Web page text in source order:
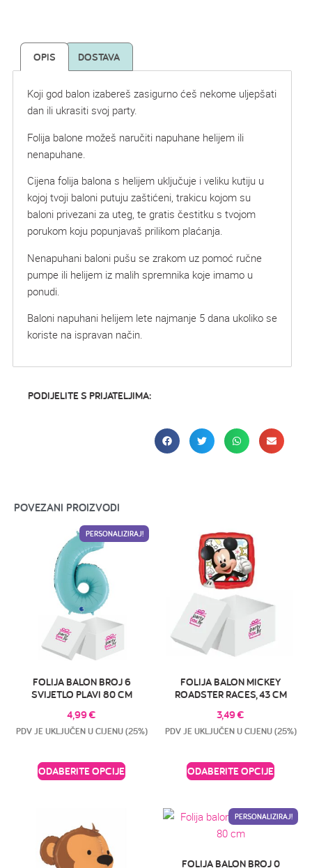
OPIS DOSTAVA
Koji god balon izabereš zasigurno ćeš nekome uljepšati
dan ili ukrasiti svoj party.
Folija balone možeš naručiti napuhane helijem ili
nenapuhane.
Cijena folija balona s helijem uključuje i veliku kutiju u
kojoj tvoji baloni putuju zaštićeni, trakicu kojom su
baloni privezani za uteg, te gratis čestitku s tvojom
porukom koju popunjavaš prilikom plaćanja.
Nenapuhani baloni pušu se zrakom uz pomoć ručne
pumpe ili helijem iz malih spremnika koje imamo u
ponudi.
Baloni napuhani helijem lete najmanje 5 dana ukoliko se
koriste na ispravan način.
PODIJELITE S PRIJATELJIMA:
POVEZANI PROIZVODI
PERSONALIZIRAJ!
FOLIJA BALON BROJ 6
SVIJETLO PLAVI 80 CM
4,99€
PDV JE UKLJUČEN U CIJENU (25%)
ODABERITE OPCIJE
FOLIJA BALON MICKEY
ROADSTER RACES, 43 CM
3,49€
PDV JE UKLJUČEN U CIJENU (25%)
ODABERITE OPCIJE
PERSONALIZIRAJ!
FOLIJA BALON BROJ 0